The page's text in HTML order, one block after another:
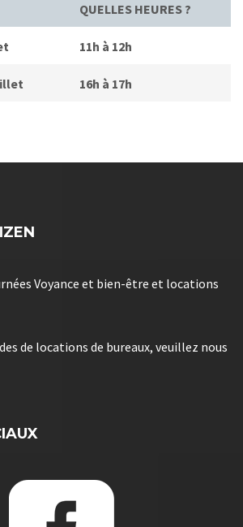
QUELLES HEURES ?
11h à 12h
16h à 17h
Voyance et bien-être et locations
de locations de bureaux, veuillez nous